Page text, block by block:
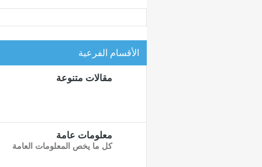
الأقسام الفرعية
مقالات متنوعة
معلومات عامة
كل ما يخص المعلومات العامة